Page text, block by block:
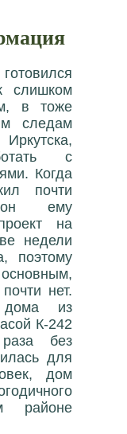
слишком
в тоже
следам
с
Когда
почти
он ему
на
недели
поэтому
нет.
дома из
К-242
без
для
дом
районе